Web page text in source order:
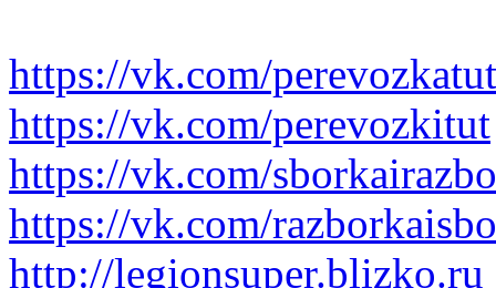
https://vk.com/perevozkatut
https://vk.com/perevozkitut
https://vk.com/
https://vk.com/
http://legionsuper.blizko.ru